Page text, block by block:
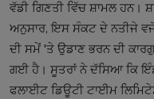
ਵੱਡੀ ਗਿਣਤੀ ਵਿੱਚ ਸ਼ਾਮਲ ਹਨ।
ਅਨੁਸਾਰ, ਇਸ ਸੰਕਟ ਦੇ ਨਤੀਜੇ
ਦੀ ਸਮੇਂ 'ਤੇ ਉਡਾਣ ਭਰਨ ਦੀ
ਗਈ ਹੈ। ਸੂਤਰਾਂ ਨੇ ਦੱਸਿਆ ਕਿ
ਫਲਾਈਟ ਡਿਊਟੀ ਟਾਈਮ